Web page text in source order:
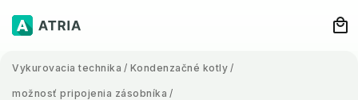
Vykurovacia technika / Kondenzačné kotly /
možnosť pripojenia zásobníka /